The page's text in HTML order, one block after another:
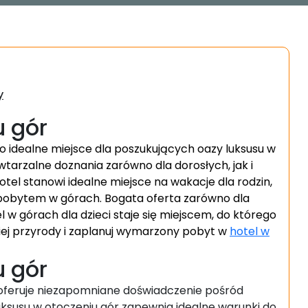
gór
miejsce dla poszukujących oazy luksusu w
doznania zarówno dla dorosłych, jak i
stanowi idealne miejsce na wakacje dla rodzin,
w górach. Bogata oferta zarówno dla
w górach dla dzieci staje się miejscem, do którego
przyrody i zaplanuj wymarzony pobyt w hotel w
gór
niezapomniane doświadczenie pośród